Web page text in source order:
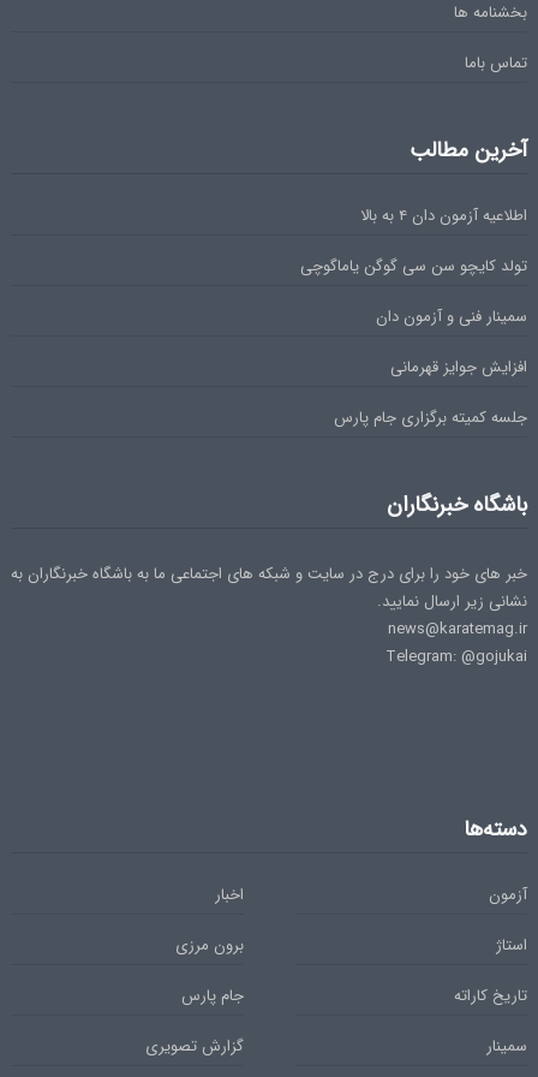
بخشنامه ها
تماس باما
آخرین مطالب
اطلاعیه آزمون دان ۴ به بالا
تولد کایچو سن سی گوگن یاماگوچی
سمینار فنی و آزمون دان
افزایش جوایز قهرمانی
جلسه کمیته برگزاری جام پارس
باشگاه خبرنگاران
خبر های خود را برای درج در سایت و شبکه های اجتماعی ما به باشگاه خبرنگاران به
نشانی زیر ارسال نمایید.
news@karatemag.ir
Telegram: @gojukai
دسته‌ها
آزمون
اخبار
استاژ
برون مرزی
تاریخ کاراته
جام پارس
سمینار
گزارش تصویری